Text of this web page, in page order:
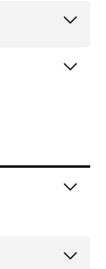
格
格
男50-60 歲